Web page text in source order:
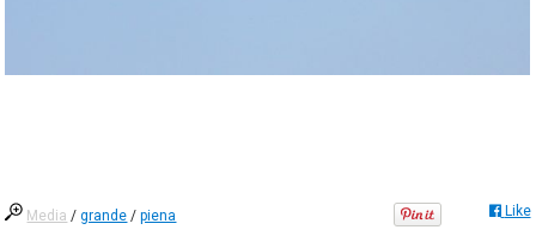
Media /grande /piena Like